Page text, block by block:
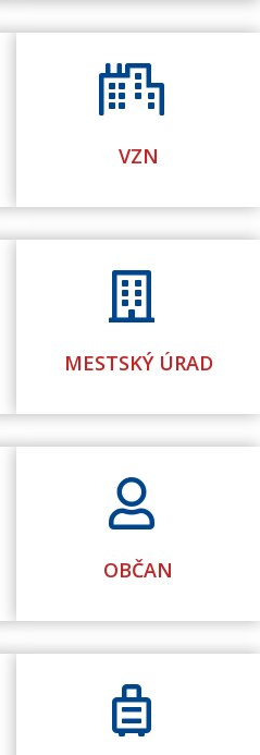
VZN
MESTSKÝ ÚRAD
OBČAN